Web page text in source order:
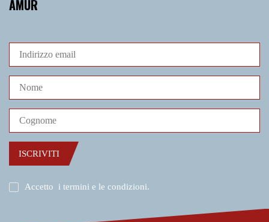
AMUR
ISCRIVITI
Accetto i termini e le condizioni.